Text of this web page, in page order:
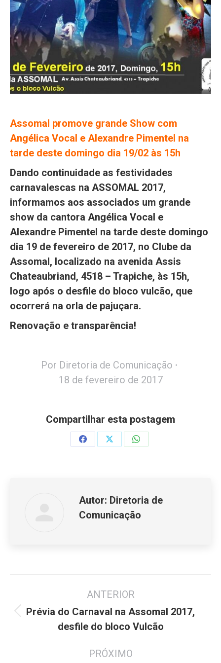
Assomal promove grande Show com
Angélica Vocal e Alexandre Pimentel na
tarde deste domingo dia 19/02 às 15h
Dando continuidade as festividades
carnavalescas na ASSOMAL 2017,
informamos aos associados um grande
show da cantora Angélica Vocal e
Alexandre Pimentel na tarde deste domingo
dia 19 de fevereiro de 2017, no Clube da
Assomal, localizado na avenida Assis
Chateaubriand, 4518 – Trapiche, às 15h,
logo após o desfile do bloco vulcão, que
ocorrerá na orla de pajuçara.
Renovação e transparência!
Por Diretoria de Comunicação
18 de fevereiro de 2017
Compartilhar esta postagem
Share
Share
Share
Autor: Diretoria de
Comunicação
post:
ANTERIOR
Post
anterior:
Prévia do Carnaval na Assomal 2017,
desfile do bloco Vulcão
PRÓXIMO